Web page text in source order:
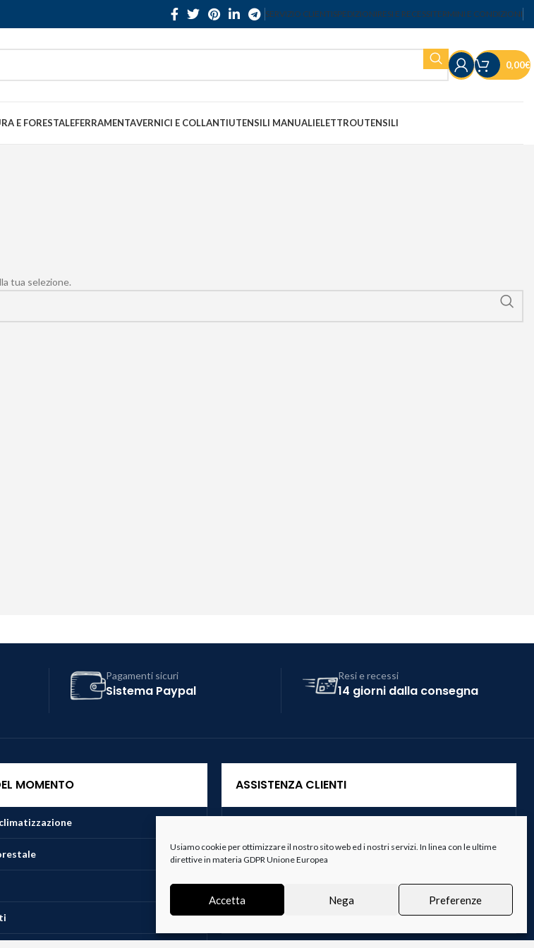
Usiamo cookie per ottimizzare il nostro sito web ed i nostri servizi. In linea con le ultime
direttive in materia GDPR Unione Europea
Accetta Nega Preferenze
SERVIZIO CLIENTISPEDIZIONIRESI E RECESSITERMINI E CONDIZIONI
0,00€
E FORESTALEFERRAMENTAVERNICI E COLLANTIUTENSILI MANUALIELETTROUTENSILI
tua selezione.
Pagamenti sicuri
Sistema Paypal
Resi e recessi
14 giorni dalla consegna
MOMENTO ASSISTENZA CLIENTI
Spedizioni
Resi e Recessi
Termini e Condizioni